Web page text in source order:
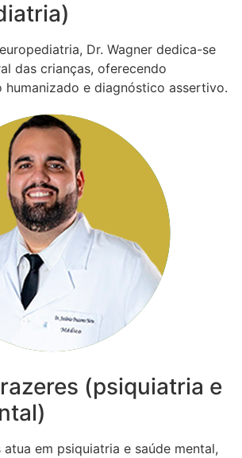
Dr. Wagner dedica-se
das crianças, oferecendo
humanizado e diagnóstico assertivo.
(psiquiatria e
atua em psiquiatria e saúde mental,